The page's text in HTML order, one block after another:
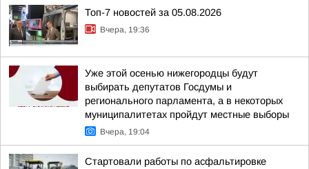
Топ-7 новостей за 05.08.2026
Вчера, 19:36
Уже этой осенью нижегородцы будут
выбирать депутатов Госдумы и
регионального парламента, а в некоторых
муниципалитетах пройдут местные выборы
Вчера, 19:04
Стартовали работы по асфальтировке